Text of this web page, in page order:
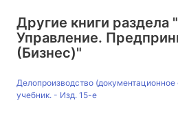
Другие книги раздела
Управление.
(Бизнес)"
Делопроизводство
учебник. - Изд. 15-е